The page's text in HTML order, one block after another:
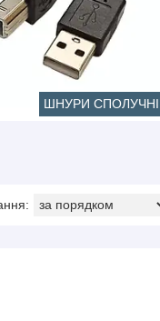
ШНУРИ СПОЛУЧНІ